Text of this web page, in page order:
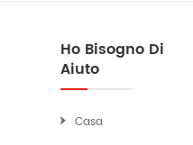
Ho Bisogno Di
Aiuto
Casa